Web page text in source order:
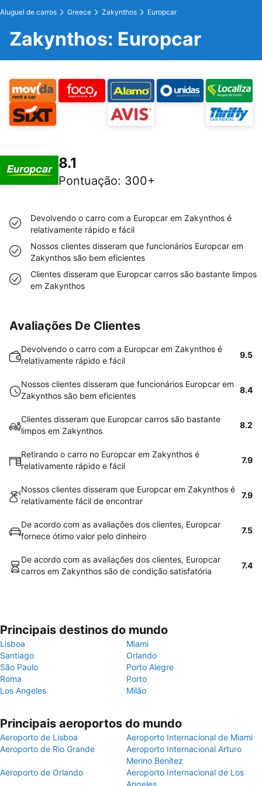
Aluguel de carros Greece Zakynthos Europcar
Zakynthos: Europcar
8.1
Pontuação: 300+
Devolvendo o carro com a Europcar em Zakynthos é
relativamente rápido e fácil
Nossos clientes disseram que funcionários Europcar em
Zakynthos são bem eficientes
Clientes disseram que Europcar carros são bastante limpos
em Zakynthos
Avaliações De Clientes
Devolvendo o carro com a Europcar em Zakynthos é
relativamente rápido e fácil
9.5
Nossos clientes disseram que funcionários Europcar em
Zakynthos são bem eficientes
8.4
Clientes disseram que Europcar carros são bastante
limpos em Zakynthos
8.2
Retirando o carro no Europcar em Zakynthos é
relativamente rápido e fácil
7.9
Nossos clientes disseram que Europcar em Zakynthos é
relativamente fácil de encontrar
7.9
De acordo com as avaliações dos clientes, Europcar
fornece ótimo valor pelo dinheiro
7.5
De acordo com as avaliações dos clientes, Europcar
carros em Zakynthos são de condição satisfatória
7.4
Principais destinos do mundo
Lisboa
Miami
Santiago
Orlando
São Paulo
Porto Alegre
Roma
Porto
Los Angeles
Milão
Principais aeroportos do mundo
Aeroporto de Lisboa
Aeroporto Internacional de Miami
Aeroporto de Rio Grande
Aeroporto Internacional Arturo
Merino Benítez
Aeroporto de Orlando
Aeroporto Internacional de Los
Angeles